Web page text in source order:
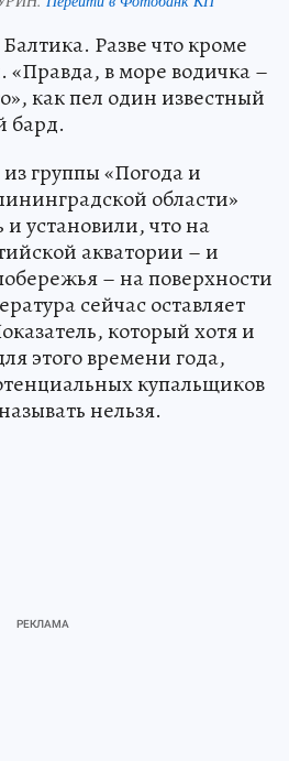
Разве что кроме
«Правда, в море водичка –
как пел один известный
бард.
группы «Погода и
области»
и установили, что на
акватории – и
– на поверхности
сейчас оставляет
который хотя и
этого времени года,
купальщиков
нельзя.